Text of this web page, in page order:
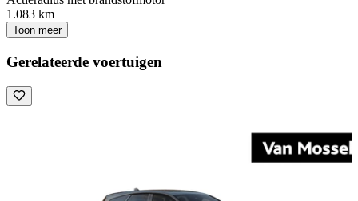
1.083 km
Toon meer
Gerelateerde voertuigen